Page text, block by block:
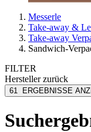
Messerle
Take-away &
Take-away
Sandwich-
FILTER
Herstellerzurück
Colpac
Eller
LOGISCH ÖKO
61 ERGEBNISSE